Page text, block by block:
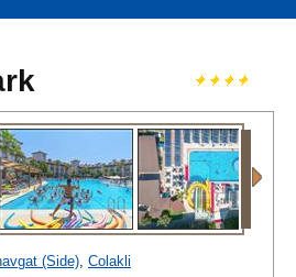
(Side) Colakli